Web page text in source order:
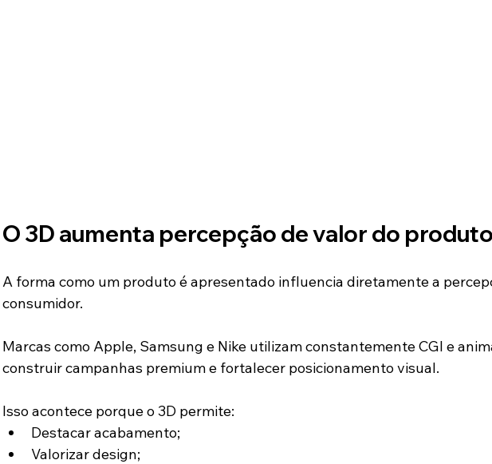
O 3D aumenta percepção de valor do produto
A forma como um produto é apresentado influencia diretamente a
consumidor.
Marcas como Apple, Samsung e Nike utilizam constantemente CGI e
construir campanhas premium e fortalecer posicionamento visual.
Isso acontece porque o 3D permite:
Destacar acabamento;
Valorizar design;